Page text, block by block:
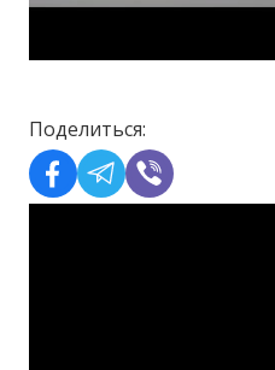
Поделиться: